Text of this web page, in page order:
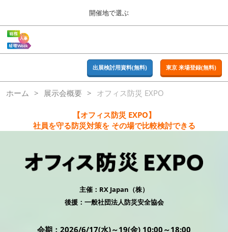
ッ
プ
し
進
む
to
close
the
開催地で選ぶ
2026年09月16日
大阪
インテックス大阪 / INTEX OSAKA
2027年07月21日
ポートメッセなごや / Port Messe Nagoya
HR EXPO【オンライン】
ー
バ
ル
ナ
ビ
ー
シ
ョ
折
り
た
む
出展検討用資料(無料) 東京 来場登録(無料)
ホーム 展示会概要 オフィス防災 EXPO
【オフィス防災 EXPO】
社員を守る防災対策を その場で比較検討できる
主催：RX Japan（株）
後援：一般社団法人防災安全協会
会期：2026/6/17(水)～19(金) 10:00～18:00